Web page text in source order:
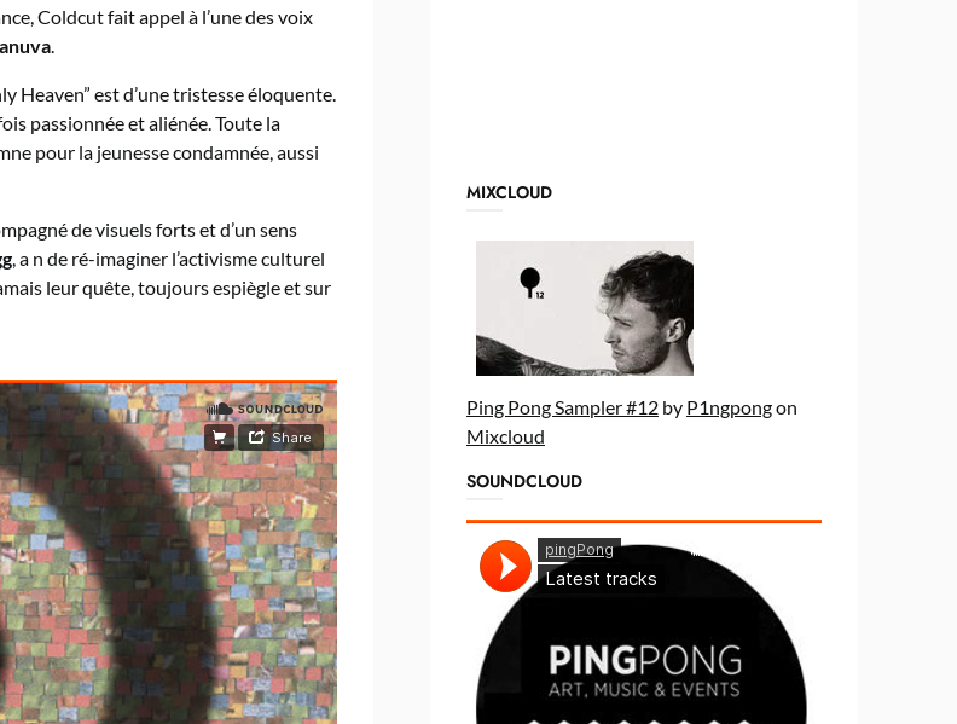
Coldcut fait appel à l’une des voix
.
Heaven” est d’une tristesse éloquente.
passionnée et aliénée. Toute la
pour la jeunesse condamnée, aussi
de visuels forts et d’un sens
, a n de ré-imaginer l’activisme culturel
leur quête, toujours espiègle et sur
MIXCLOUD
Ping Pong Sampler #12by P1ngpongon
Mixcloud
SOUNDCLOUD